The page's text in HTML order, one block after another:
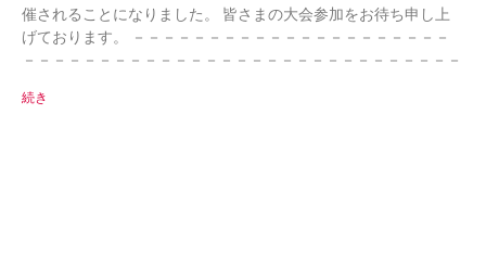
催されることになりました。 皆さまの大会参加をお待ち申し上
げております。 －－－－－－－－－－－－－－－－－－－－－
－－－－－－－－－－－－－－－－－－－－－－－－－－－－－
続き